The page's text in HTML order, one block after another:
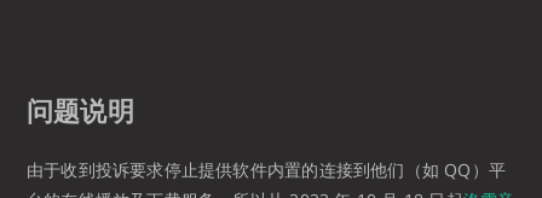
问题说明
由于收到投诉要求停止提供软件内置的连接到他们（如 QQ）平